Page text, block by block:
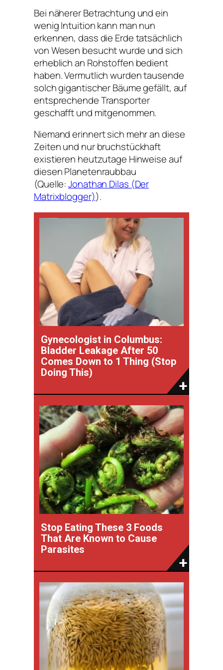
Bei näherer Betrachtung und ein
wenig Intuition kann man nun
erkennen, dass die Erde tatsächlich
von Wesen besucht wurde und sich
erheblich an Rohstoffen bedient
haben. Vermutlich wurden tausende
solch gigantischer Bäume gefällt, auf
entsprechende Transporter
geschafft und mitgenommen.
Niemand erinnert sich mehr an diese
Zeiten und nur bruchstückhaft
existieren heutzutage Hinweise auf
diesen Planetenraubbau
(Quelle:Jonathan Dilas (Der
Matrixblogger)).
Gynecologist in Columbus:
Bladder Leakage After 50
Comes Down to 1 Thing (Stop
Doing This)
Stop Eating These 3 Foods
That Are Known to Cause
Parasites